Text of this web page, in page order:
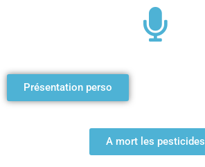
Présentation perso
A mort les pesticides